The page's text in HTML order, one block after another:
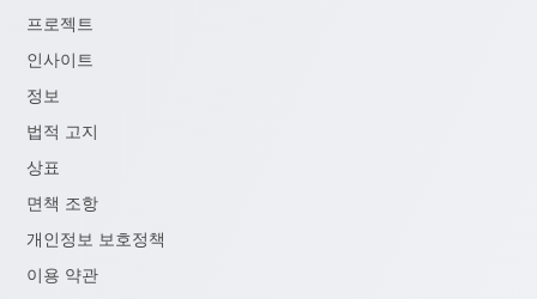
프로젝트
인사이트
정보
법적 고지
상표
면책 조항
개인정보 보호정책
이용 약관